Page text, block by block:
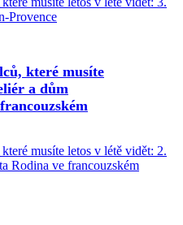
které musíte
a dům